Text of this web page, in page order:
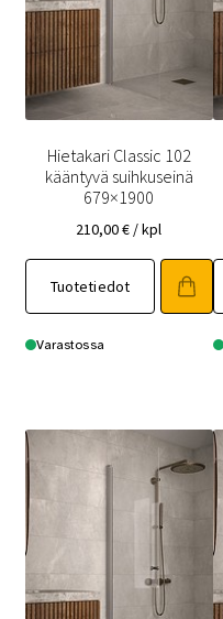
Hietakari Classic 102
kääntyvä suihkuseinä
679×1900
210,00€ / kpl
Tuotetiedot
Varastossa